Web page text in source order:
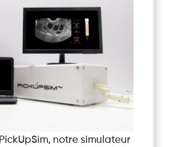
notre simulateur